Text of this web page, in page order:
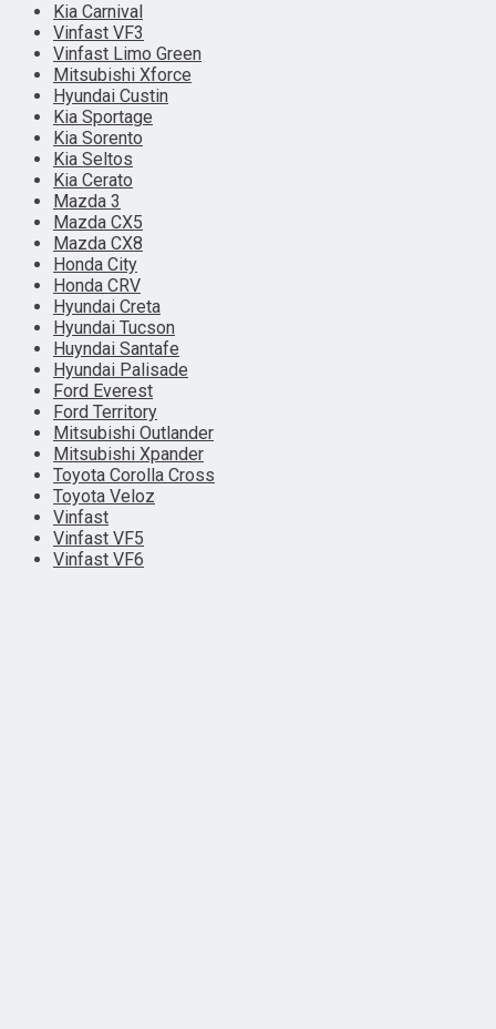
Kia Carnival
Vinfast VF3
Vinfast Limo Green
Mitsubishi Xforce
Hyundai Custin
Kia Sportage
Kia Sorento
Kia Seltos
Kia Cerato
Mazda 3
Mazda CX5
Mazda CX8
Honda City
Honda CRV
Hyundai Creta
Hyundai Tucson
Huyndai Santafe
Hyundai Palisade
Ford Everest
Ford Territory
Mitsubishi Outlander
Mitsubishi Xpander
Toyota Corolla Cross
Toyota Veloz
Vinfast
Vinfast VF5
Vinfast VF6